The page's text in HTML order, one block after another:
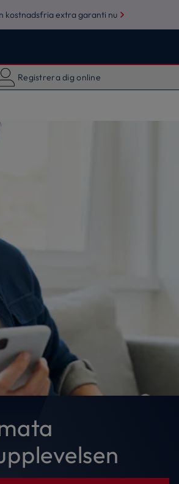
kostnadsfria extra garanti nu
Registrera dig online